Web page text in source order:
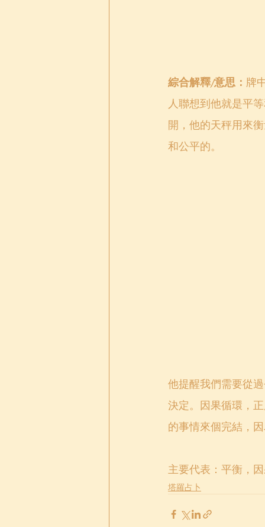
綜合解釋/意思： 牌
人聯想到他就是平
開，他的天秤用來
和公平的。
他提醒我們需要從
決定。因果循環，
的事情來個完結，
主要代表：平衡，
塔羅占卜